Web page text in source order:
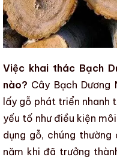
Việc khai thác Bạch
nào? Cây Bạch Dương
lấy gỗ phát triển nhanh
yếu tố như điều kiện
dụng gỗ, chúng
năm khi đã trưởng